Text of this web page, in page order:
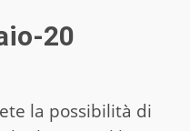
20
la possibilità di